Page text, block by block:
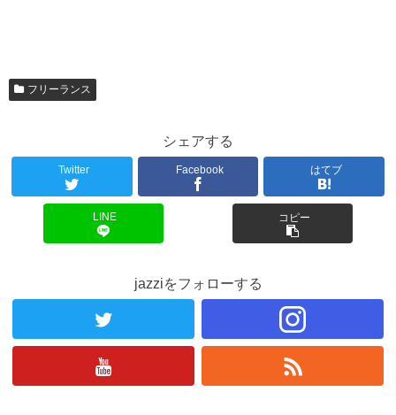
フリーランス
シェアする
Twitter Facebook はてブ
LINE コピー
jazziをフォローする